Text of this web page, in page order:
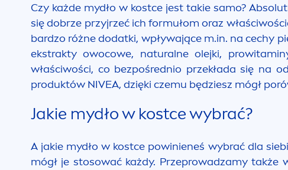
Czy każde mydło w kostce jest takie samo?
się dobrze przyjrzeć ich formułom oraz
bardzo różne dodatki, wpływające m.in. na cechy
ekstrakty owocowe, naturalne olejki,
właściwości, co bezpośrednio przekłada się na
produktów NIVEA, dzięki czemu będziesz mógł
Jakie mydło w kostce wybrać?
A jakie mydło w kostce powinieneś wybrać dla
mógł je stosować każdy. Przeprowadzamy